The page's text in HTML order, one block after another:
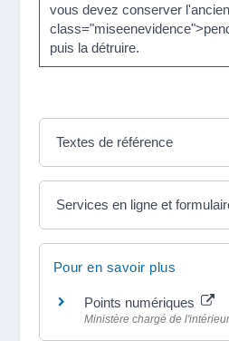
vous devez conserver
puis la détruire.
Textes de référence
Services en ligne et
Pour en savoir plus
Points numériques
Ministère chargé de l'intérieur